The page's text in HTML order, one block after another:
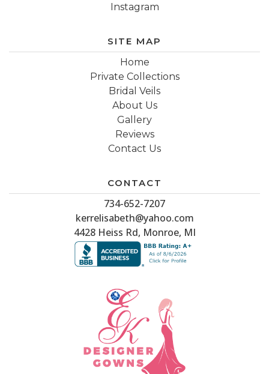
Instagram
SITE MAP
Home
Private Collections
Bridal Veils
About Us
Gallery
Reviews
Contact Us
CONTACT
734-652-7207
kerrelisabeth@yahoo.com
4428 Heiss Rd, Monroe, MI